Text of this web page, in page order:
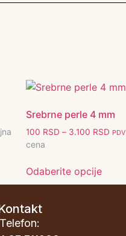
Srebrne perle 4 mm
100 RSD – 3.100 RSD PDV
cena
Odaberite opcije
Telefon: